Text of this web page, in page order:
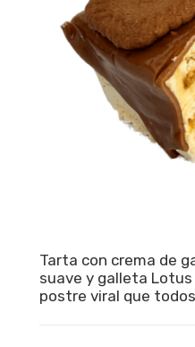
Tarta con crema de
suave y galleta
postre viral que